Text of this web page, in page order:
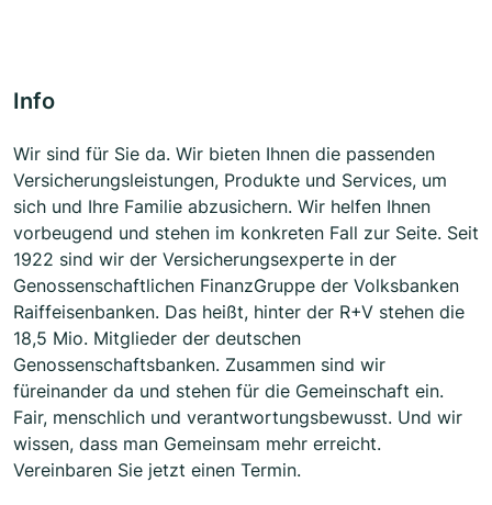
Info
Wir sind für Sie da. Wir bieten Ihnen die passenden
Versicherungsleistungen, Produkte und Services, um
sich und Ihre Familie abzusichern. Wir helfen Ihnen
vorbeugend und stehen im konkreten Fall zur Seite. Seit
1922 sind wir der Versicherungsexperte in der
Genossenschaftlichen FinanzGruppe der Volksbanken
Raiffeisenbanken. Das heißt, hinter der R+V stehen die
18,5 Mio. Mitglieder der deutschen
Genossenschaftsbanken. Zusammen sind wir
füreinander da und stehen für die Gemeinschaft ein.
Fair, menschlich und verantwortungsbewusst. Und wir
wissen, dass man Gemeinsam mehr erreicht.
Vereinbaren Sie jetzt einen Termin.